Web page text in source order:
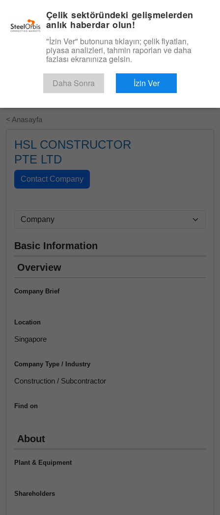
Ücretsiz Deneyin
< Anasayfa
HSL CONSTRUCTOR
PTE LTD
Basic Information
Overview
Company Brief
Location
Singapore
Company Type / Industry
Construction / Subcontractor
Find on
About
Plant & Equipment
Shareholders
Çelik sektöründeki gelişmelerden
anlık haberdar olun!
"İzin Ver" butonuna tıklayın; çelik fiyatları,
piyasa analizleri, tahmin raporları ve daha
fazlası ekranınıza gelsin.
Daha Sonra İzin Ver